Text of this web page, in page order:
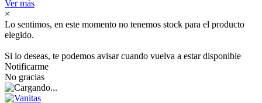
Ver más
×
Lo sentimos, en este momento no tenemos stock para el producto
elegido.
Si lo deseas, te podemos avisar cuando vuelva a estar disponible
Notificarme
No gracias